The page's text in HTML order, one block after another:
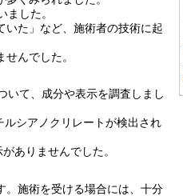
した。
いた」など、施術者の技術に起
んでした。
いて、成分や表示を調査しまし
ルシアノクリレートが検出され
ありませんでした。
。施術を受ける場合には、十分